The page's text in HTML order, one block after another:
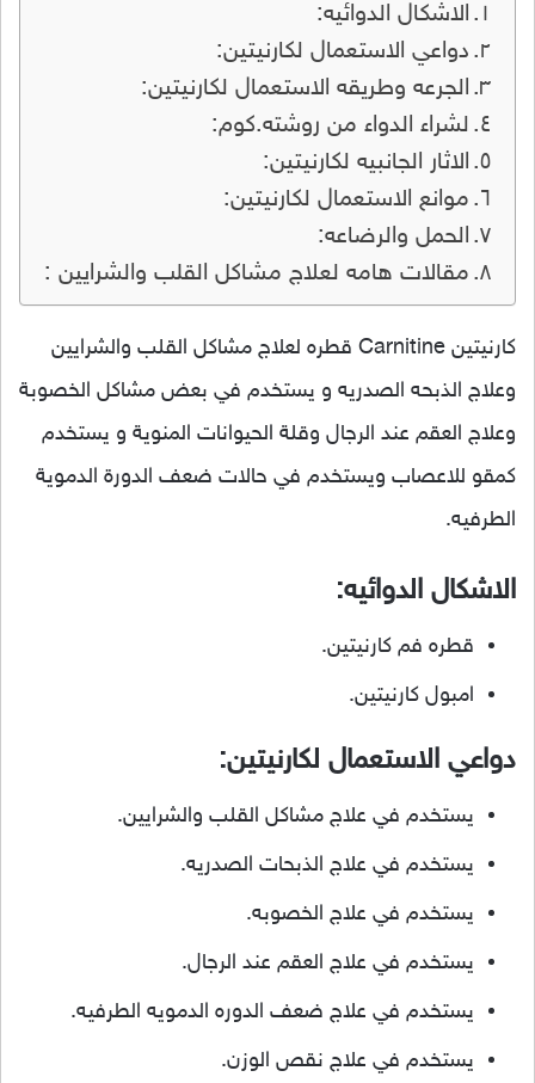
الاشكال الدوائيه:
دواعي الاستعمال لكارنيتين:
الجرعه وطريقه الاستعمال لكارنيتين:
لشراء الدواء من روشته.كوم:
الاثار الجانبيه لكارنيتين:
موانع الاستعمال لكارنيتين:
الحمل والرضاعه:
مقالات هامه لعلاج مشاكل القلب والشرايين :
كارنيتين Carnitine قطره لعلاج مشاكل القلب والشرايين
وعلاج الذبحه الصدريه و يستخدم في بعض مشاكل الخصوبة
وعلاج العقم عند الرجال وقلة الحيوانات المنوية و يستخدم
كمقو للاعصاب ويستخدم في حالات ضعف الدورة الدموية
الطرفيه.
الاشكال الدوائيه:
قطره فم كارنيتين.
امبول كارنيتين.
دواعي الاستعمال لكارنيتين:
يستخدم في علاج مشاكل القلب والشرايين.
يستخدم في علاج الذبحات الصدريه.
يستخدم في علاج الخصوبه.
يستخدم في علاج العقم عند الرجال.
يستخدم في علاج ضعف الدوره الدمويه الطرفيه.
يستخدم في علاج نقص الوزن.